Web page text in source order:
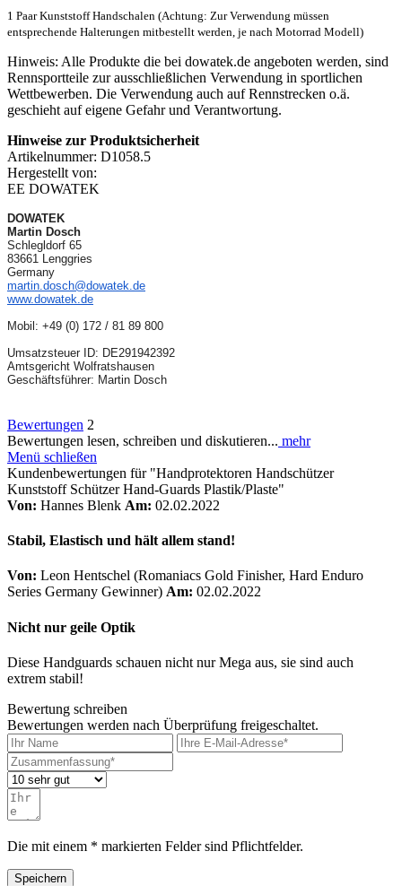
1 Paar Kunststoff Handschalen (Achtung: Zur Verwendung müssen
entsprechende Halterungen mitbestellt werden, je nach Motorrad Modell)
Hinweis: Alle Produkte die bei dowatek.de angeboten werden, sind
Rennsportteile zur ausschließlichen Verwendung in sportlichen
Wettbewerben. Die Verwendung auch auf Rennstrecken o.ä.
geschieht auf eigene Gefahr und Verantwortung.
Hinweise zur Produktsicherheit
Artikelnummer: D1058.5
Hergestellt von:
EE DOWATEK
DOWATEK
Martin Dosch
Schlegldorf 65
83661 Lenggries
Germany
martin.dosch@dowatek.de
www.dowatek.de
Mobil: +49 (0) 172 / 81 89 800
Umsatzsteuer ID: DE291942392
Amtsgericht Wolfratshausen
Geschäftsführer: Martin Dosch
Bewertungen 2
Bewertungen lesen, schreiben und diskutieren... mehr
Menü schließen
Kundenbewertungen für "Handprotektoren Handschützer
Kunststoff Schützer Hand-Guards Plastik/Plaste"
Von: Hannes Blenk Am: 02.02.2022
Stabil, Elastisch und hält allem stand!
Von: Leon Hentschel (Romaniacs Gold Finisher, Hard Enduro
Series Germany Gewinner) Am: 02.02.2022
Nicht nur geile Optik
Diese Handguards schauen nicht nur Mega aus, sie sind auch
extrem stabil!
Bewertung schreiben
Bewertungen werden nach Überprüfung freigeschaltet.
Die mit einem * markierten Felder sind Pflichtfelder.
Speichern